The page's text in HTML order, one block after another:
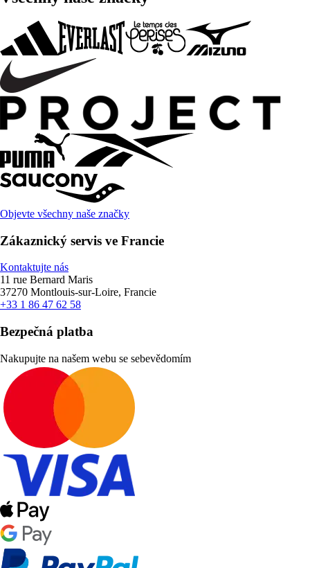
Objevte všechny naše značky
Zákaznický servis ve Francie
Kontaktujte nás
11 rue Bernard Maris
37270 Montlouis-sur-Loire, Francie
+33 1 86 47 62 58
Bezpečná platba
Nakupujte na našem webu se sebevědomím